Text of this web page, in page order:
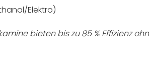
Elektro)
bieten bis zu 85 % Effizienz